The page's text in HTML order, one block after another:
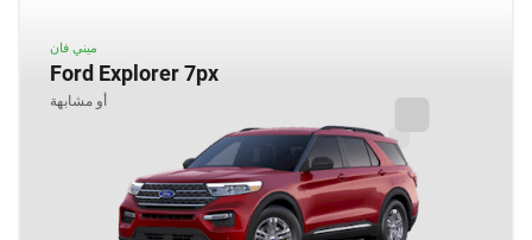
ميني فان
Ford Explorer 7px
أو مشابهة